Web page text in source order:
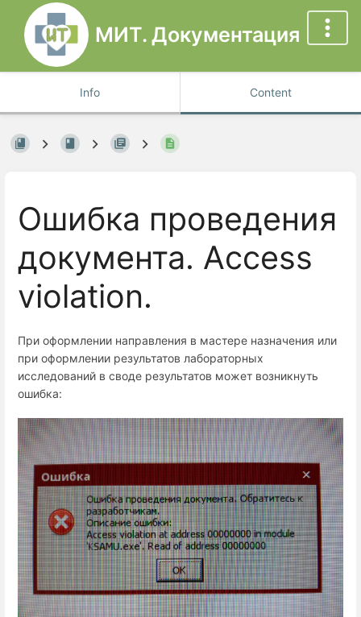
МИТ. Документация
Info Content
Ошибка проведения
документа. Access
violation.
При оформлении направления в мастере назначения или
при оформлении результатов лабораторных
исследований в своде результатов может возникнуть
ошибка: